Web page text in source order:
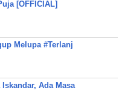
[OFFICIAL]
Melupa #Terlanj
Ada Masa